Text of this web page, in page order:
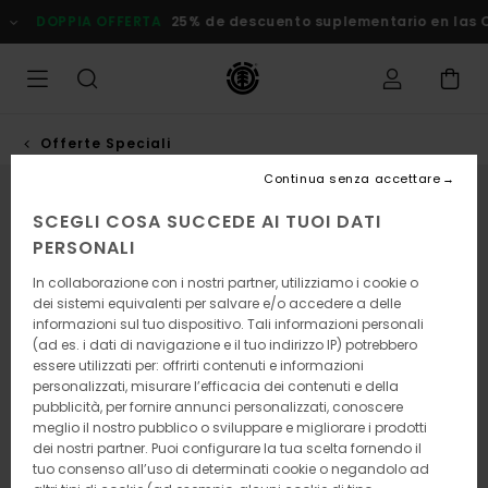
DOPPIA OFFERTA 25% de descuento suplementario en las
Offerte Speciali
SCEGLI COSA SUCCEDE AI TUOI DATI
PERSONALI
In collaborazione con i nostri partner, utilizziamo i cookie o
dei sistemi equivalenti per salvare e/o accedere a delle
informazioni sul tuo dispositivo. Tali informazioni personali
(ad es. i dati di navigazione e il tuo indirizzo IP) potrebbero
essere utilizzati per: offrirti contenuti e informazioni
personalizzati, misurare l’efficacia dei contenuti e della
pubblicità, per fornire annunci personalizzati, conoscere
meglio il nostro pubblico o sviluppare e migliorare i prodotti
dei nostri partner. Puoi configurare la tua scelta fornendo il
tuo consenso all’uso di determinati cookie o negandolo ad
Continua senza accettare